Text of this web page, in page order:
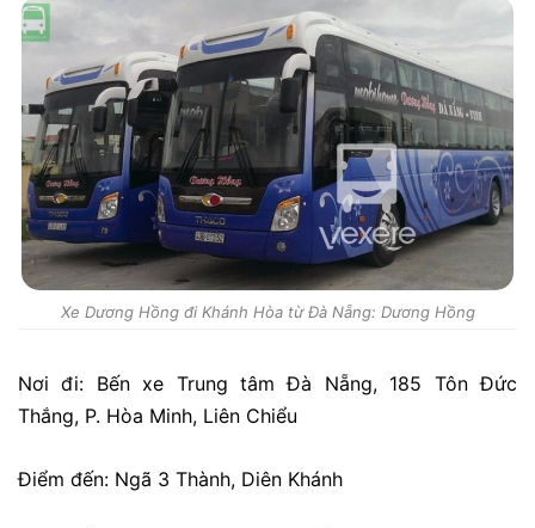
Xe Dương Hồng đi Khánh Hòa từ Đà Nẵng: Dương Hồng
Nơi đi: Bến xe Trung tâm Đà Nẵng, 185 Tôn Đức
Thắng, P. Hòa Minh, Liên Chiểu
Điểm đến: Ngã 3 Thành, Diên Khánh